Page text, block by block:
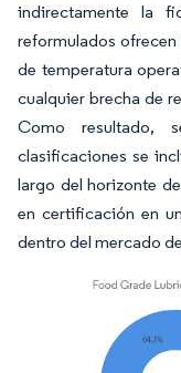
indirectamente la
reformulados
de temperatura
cualquier brecha de
Como resultado,
clasificaciones se
largo del horizonte
en certificación en
dentro del mercado